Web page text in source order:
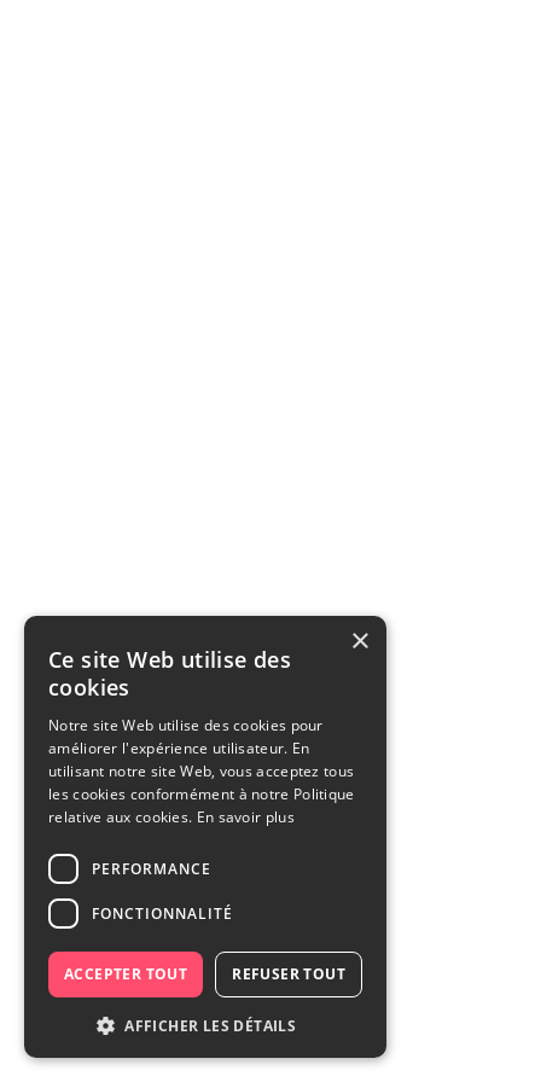
×
Ce site Web utilise des
cookies
Notre site Web utilise des cookies pour
améliorer l'expérience utilisateur. En
utilisant notre site Web, vous acceptez tous
les cookies conformément à notre Politique
relative aux cookies. En savoir plus
PERFORMANCE
FONCTIONNALITÉ
ACCEPTER TOUT REFUSER TOUT
AFFICHER LES DÉTAILS